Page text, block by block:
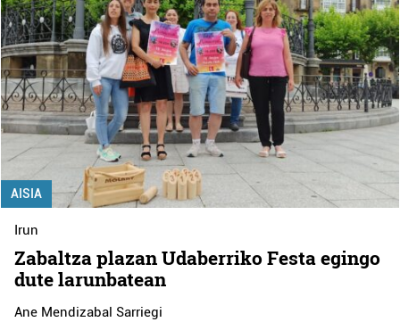
AISIA
Irun
Zabaltza plazan Udaberriko Festa egingo
dute larunbatean
Ane Mendizabal Sarriegi